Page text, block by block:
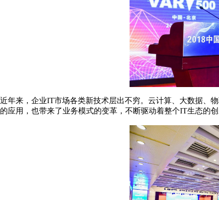
近年来，企业IT市场各类新技术层出不穷。云计算、大数据
的应用，也带来了业务模式的变革，不断驱动着整个IT生态的